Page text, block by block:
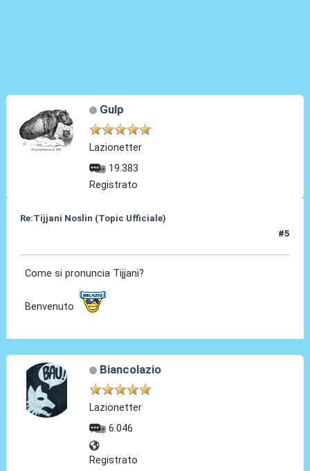
Gulp
Lazionetter
19.383
Registrato
Re:Tijjani Noslin (Topic Ufficiale)
#5
Come si pronuncia Tijjani?
Benvenuto
Biancolazio
Lazionetter
6.046
Registrato